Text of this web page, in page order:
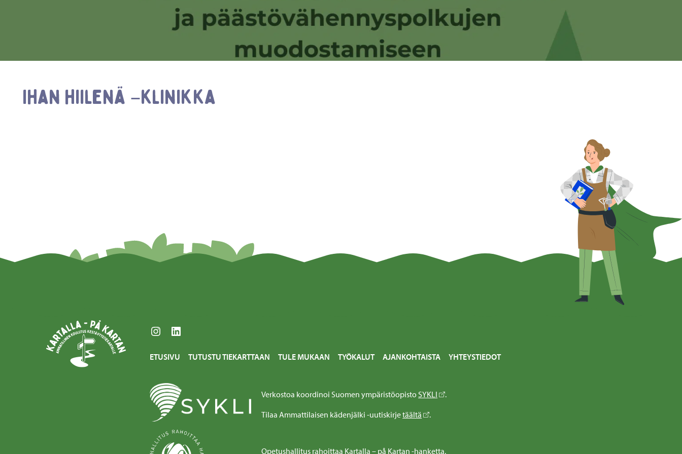
Ihan hiilenä –klinikka
Instagram LinkedIn
ETUSIVU TUTUSTU TIEKARTTAAN TULE MUKAAN TYÖKALUT AJANKOHTAISTA YHTEYSTIEDOT
Verkostoa koordinoi Suomen ympäristöopisto SYKLI
.
Tilaa Ammattilaisen kädenjälki -uutiskirjetäältä .
Opetushallitus rahoittaa Kartalla – på Kartan -hanketta.